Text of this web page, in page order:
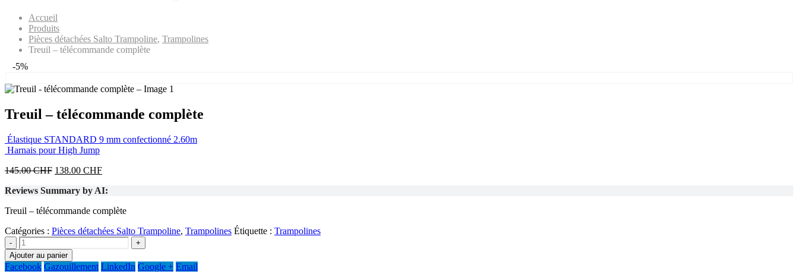
Accueil
Produits
Pièces détachées Salto Trampoline, Trampolines
Treuil – télécommande complète
-5%
Treuil – télécommande complète
Élastique STANDARD 9 mm confectionné 2.60m
Harnais pour High Jump
145.00CHF Le
initial
145.00 CHF.
138.00 CHFLe
actuel
138.00 CHF.
Reviews Summary by AI:
Treuil – télécommande complète
Catégories : Pièces détachées Salto Trampoline, Trampolines Étiquette : Trampolines
-
+
Ajouter au panier
Facebook Gazouillement LinkedIn Google + Email